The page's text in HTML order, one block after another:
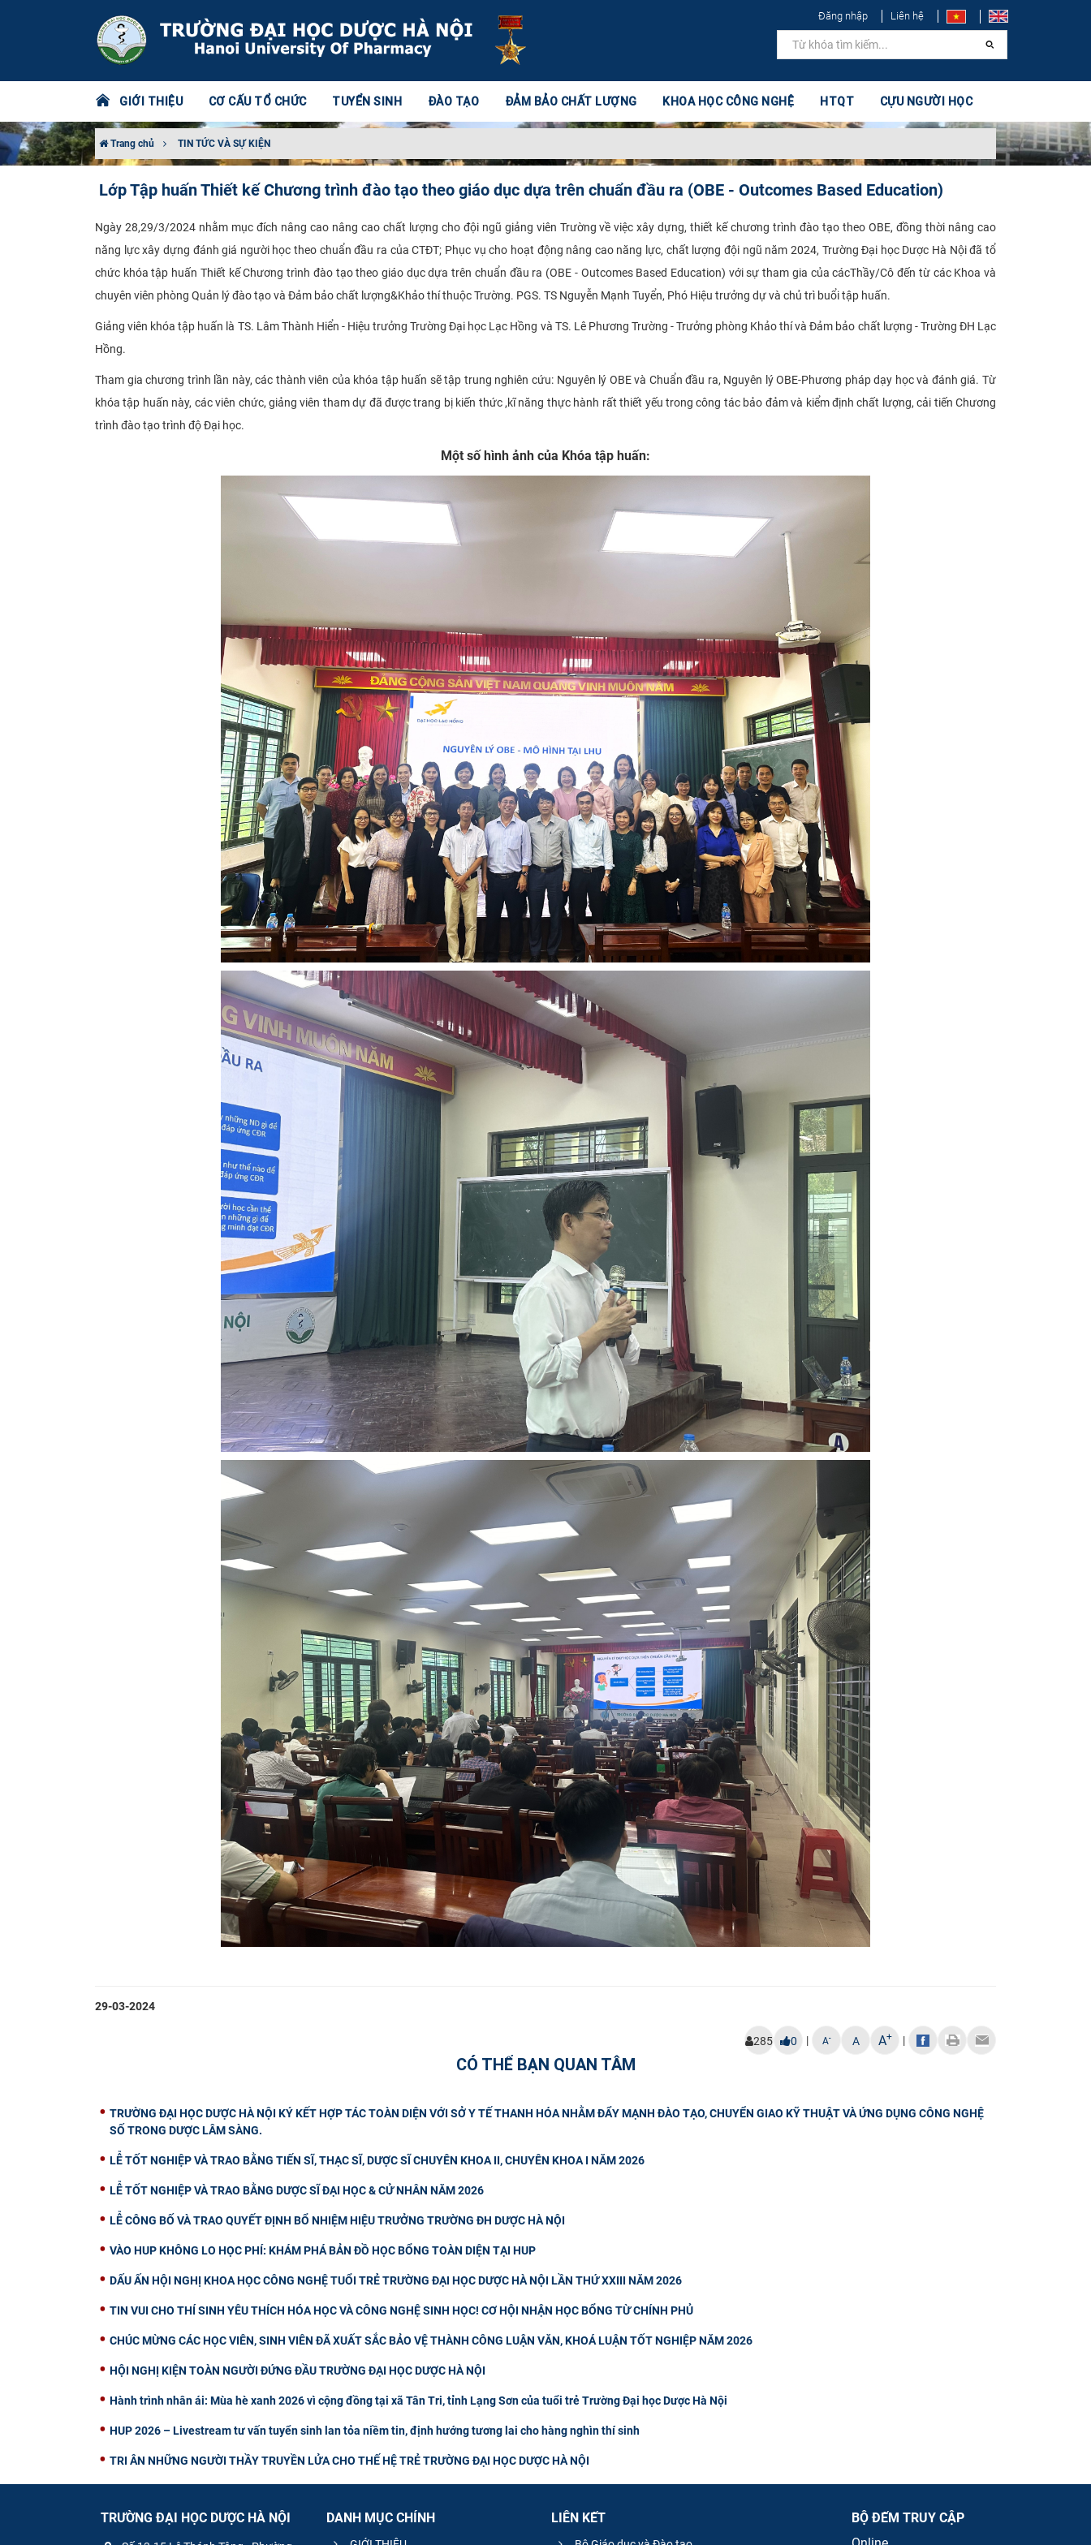
Đăng nhập Liên hệ
GIỚI THIỆU CƠ CẤU TỔ CHỨC TUYỂN SINH ĐÀO TẠO ĐẢM BẢO CHẤT LƯỢNG KHOA HỌC CÔNG NGHỆ HTQT CỰU NGƯỜI HỌC
Trang chủ TIN TỨC VÀ SỰ KIỆN
Lớp Tập huấn Thiết kế Chương trình đào tạo theo giáo dục dựa trên chuẩn đầu ra (OBE - Outcomes Based Education)
Ngày 28,29/3/2024 nhằm mục đích nâng cao nâng cao chất lượng cho đội ngũ giảng viên Trường về việc xây dựng, thiết kế chương trình đào tạo theo OBE, đồng thời nâng cao
năng lực xây dựng đánh giá người học theo chuẩn đầu ra của CTĐT; Phục vụ cho hoạt động nâng cao năng lực, chất lượng đội ngũ năm 2024, Trường Đại học Dược Hà Nội đã tổ
chức khóa tập huấn Thiết kế Chương trình đào tạo theo giáo dục dựa trên chuẩn đầu ra (OBE - Outcomes Based Education) với sự tham gia của cácThầy/Cô đến từ các Khoa và
chuyên viên phòng Quản lý đào tạo và Đảm bảo chất lượng&Khảo thí thuộc Trường. PGS. TS Nguyễn Mạnh Tuyển, Phó Hiệu trưởng dự và chủ trì buổi tập huấn.
Giảng viên khóa tập huấn là TS. Lâm Thành Hiển - Hiệu trưởng Trường Đại học Lạc Hồng và TS. Lê Phương Trường - Trưởng phòng Khảo thí và Đảm bảo chất lượng - Trường ĐH Lạc
Hồng.
Tham gia chương trình lần này, các thành viên của khóa tập huấn sẽ tập trung nghiên cứu: Nguyên lý OBE và Chuẩn đầu ra, Nguyên lý OBE-Phương pháp dạy học và đánh giá. Từ
khóa tập huấn này, các viên chức, giảng viên tham dự đã được trang bị kiến thức ,kĩ năng thực hành rất thiết yếu trong công tác bảo đảm và kiểm định chất lượng, cải tiến Chương
trình đào tạo trình độ Đại học.
Một số hình ảnh của Khóa tập huấn:
29-03-2024
285 0 | A- A A+ |
CÓ THỂ BẠN QUAN TÂM
TRƯỜNG ĐẠI HỌC DƯỢC HÀ NỘI KÝ KẾT HỢP TÁC TOÀN DIỆN VỚI SỞ Y TẾ THANH HÓA NHẰM ĐẨY MẠNH ĐÀO TẠO, CHUYỂN GIAO KỸ THUẬT VÀ ỨNG DỤNG CÔNG NGHỆ
SỐ TRONG DƯỢC LÂM SÀNG.
LỄ TỐT NGHIỆP VÀ TRAO BẰNG TIẾN SĨ, THẠC SĨ, DƯỢC SĨ CHUYÊN KHOA II, CHUYÊN KHOA I NĂM 2026
LỄ TỐT NGHIỆP VÀ TRAO BẰNG DƯỢC SĨ ĐẠI HỌC & CỬ NHÂN NĂM 2026
LỄ CÔNG BỐ VÀ TRAO QUYẾT ĐỊNH BỔ NHIỆM HIỆU TRƯỞNG TRƯỜNG ĐH DƯỢC HÀ NỘI
VÀO HUP KHÔNG LO HỌC PHÍ: KHÁM PHÁ BẢN ĐỒ HỌC BỔNG TOÀN DIỆN TẠI HUP
DẤU ẤN HỘI NGHỊ KHOA HỌC CÔNG NGHỆ TUỔI TRẺ TRƯỜNG ĐẠI HỌC DƯỢC HÀ NỘI LẦN THỨ XXIII NĂM 2026
TIN VUI CHO THÍ SINH YÊU THÍCH HÓA HỌC VÀ CÔNG NGHỆ SINH HỌC! CƠ HỘI NHẬN HỌC BỔNG TỪ CHÍNH PHỦ
CHÚC MỪNG CÁC HỌC VIÊN, SINH VIÊN ĐÃ XUẤT SẮC BẢO VỆ THÀNH CÔNG LUẬN VĂN, KHOÁ LUẬN TỐT NGHIỆP NĂM 2026
HỘI NGHỊ KIỆN TOÀN NGƯỜI ĐỨNG ĐẦU TRƯỜNG ĐẠI HỌC DƯỢC HÀ NỘI
Hành trình nhân ái: Mùa hè xanh 2026 vì cộng đồng tại xã Tân Tri, tỉnh Lạng Sơn của tuổi trẻ Trường Đại học Dược Hà Nội
HUP 2026 – Livestream tư vấn tuyển sinh lan tỏa niềm tin, định hướng tương lai cho hàng nghìn thí sinh
TRI ÂN NHỮNG NGƯỜI THẦY TRUYỀN LỬA CHO THẾ HỆ TRẺ TRƯỜNG ĐẠI HỌC DƯỢC HÀ NỘI
TRƯỜNG ĐẠI HỌC DƯỢC HÀ NỘI DANH MỤC CHÍNH LIÊN KẾT
BỘ ĐẾM TRUY CẬP